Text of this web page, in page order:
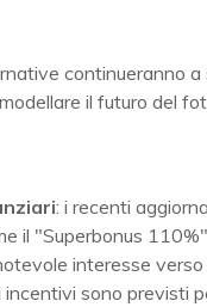
continueranno a
il futuro del
: i recenti
il "Superbonus
interesse
incentivi sono previsti